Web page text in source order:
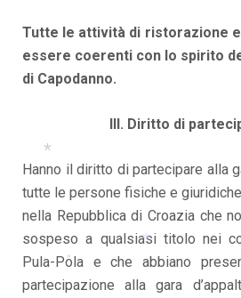
Tutte le attività di ristorazione
essere coerenti con lo spirito
di Capodanno.
III. Diritto di
Hanno il diritto di partecipare alla
tutte le persone fisiche e
nella Repubblica di Croazia che
sospeso a qualsiasi titolo nei
Pula-Pola e che abbiano
partecipazione alla gara
*